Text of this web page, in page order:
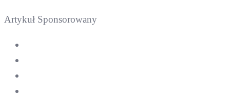
Artykuł Sponsorowany